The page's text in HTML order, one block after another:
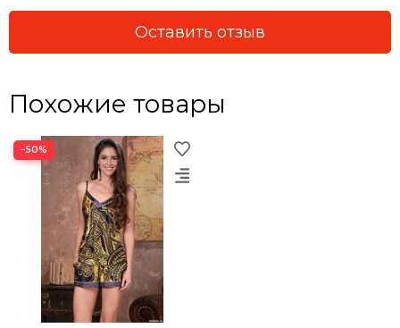
Оставить отзыв
Похожие товары
−50%